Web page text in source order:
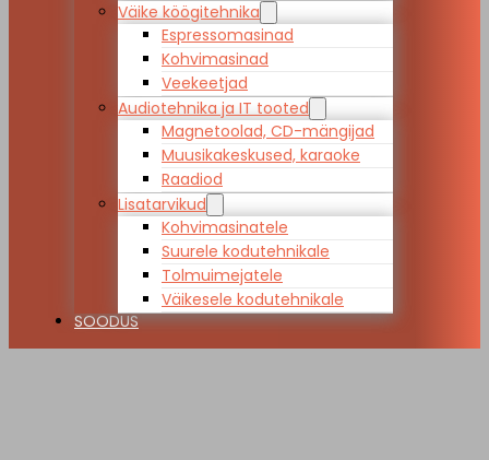
Väike köögitehnika
Espressomasinad
Kohvimasinad
Veekeetjad
Audiotehnika ja IT tooted
Magnetoolad, CD-mängijad
Muusikakeskused, karaoke
Raadiod
Lisatarvikud
Kohvimasinatele
Suurele kodutehnikale
Tolmuimejatele
Väikesele kodutehnikale
SOODUS